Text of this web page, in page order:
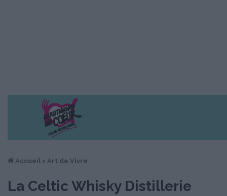
Accueil > Art de Vivre
La Celtic Whisky Distillerie